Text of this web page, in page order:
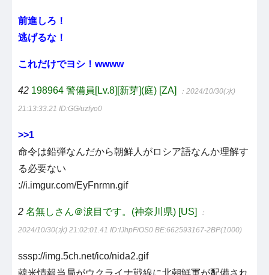
前進しろ！
逃げるな！
これだけでヨシ！wwww
42 198964 警備員[Lv.8][新芽](庭) [ZA] ：2024/10/30(水)
21:13:33.21 ID:GG/uzfyo0
>>1
命令は鉛弾なんだから朝鮮人がロシア語なんか理解す
る必要ない
://i.imgur.com/EyFnrmn.gif
2 名無しさん＠涙目です。(神奈川県) [US] ：
2024/10/30(水) 21:02:01.41 ID:IJhpF/OS0 BE:662593167-2BP(1000)
sssp://img.5ch.net/ico/nida2.gif
韓米情報当局がウクライナ戦線に北朝鮮軍が配備され